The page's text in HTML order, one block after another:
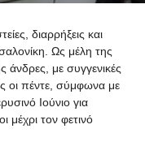
διαρρήξεις και
Ως μέλη της
άνδρες, με συγγενικές
οι πέντε, σύμφωνα με
Ιούνιο για
μέχρι τον φετινό